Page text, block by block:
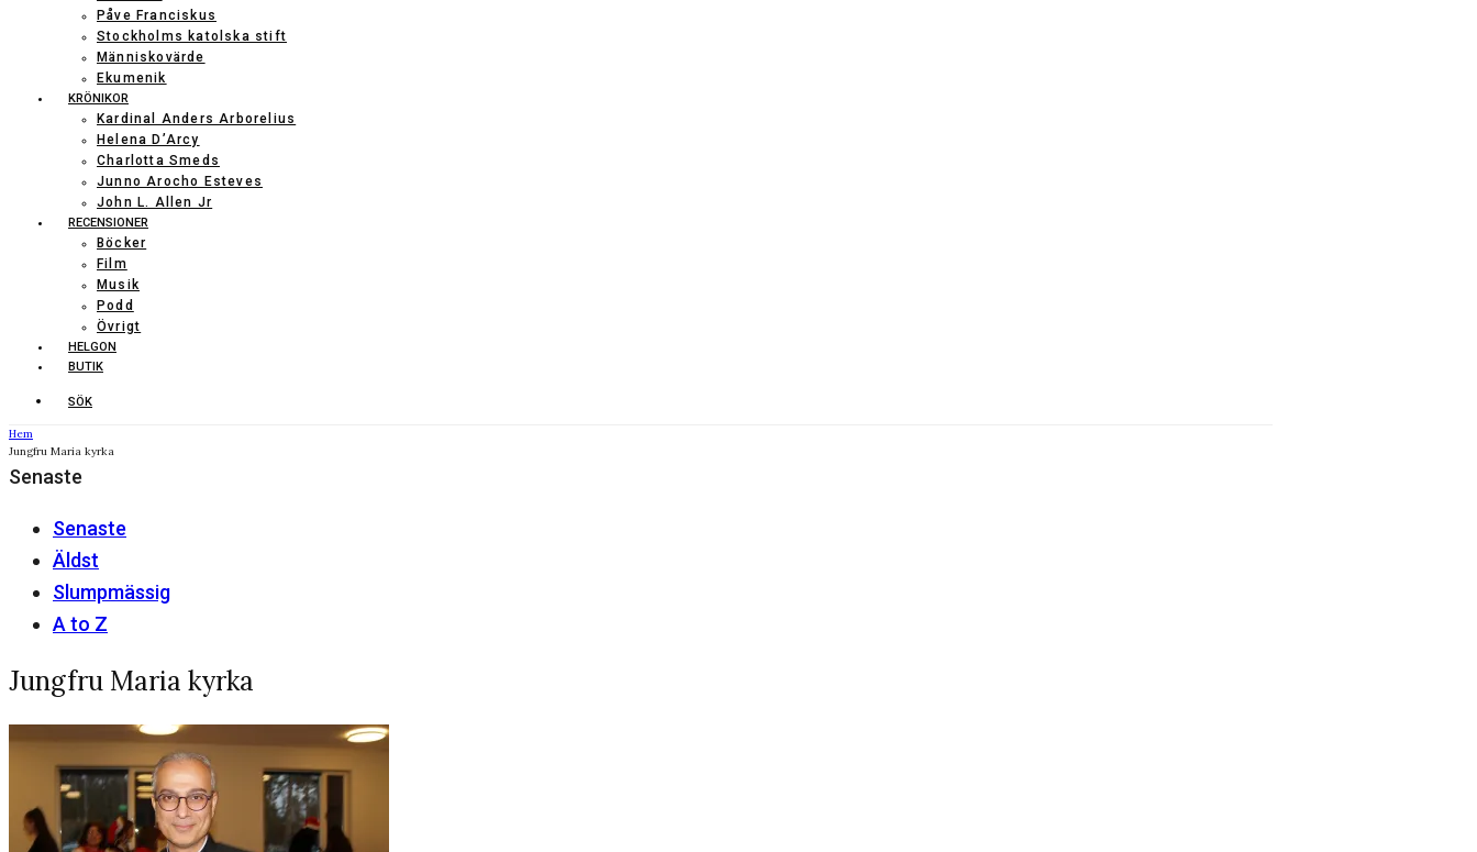
Påve Franciskus
Stockholms katolska stift
Människovärde
Ekumenik
KRÖNIKOR
Kardinal Anders Arborelius
Helena D’Arcy
Charlotta Smeds
Junno Arocho Esteves
John L. Allen Jr
RECENSIONER
Böcker
Film
Musik
Podd
Övrigt
HELGON
BUTIK
SÖK
Hem
Jungfru Maria kyrka
Senaste
Senaste
Äldst
Slumpmässig
A to Z
Jungfru Maria kyrka